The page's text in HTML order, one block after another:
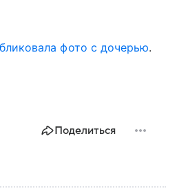
фото с дочерью.
Поделиться